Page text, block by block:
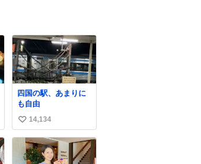
四国の駅、あまりに
も自由
い
い
ね
14,134